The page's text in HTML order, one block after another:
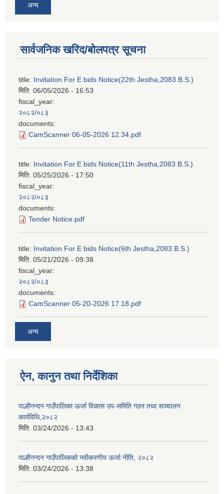
अन्य
सार्वजनिक खरिद/बोलपत्र सूचना
title: Invitation For E bids Notice(22th Jestha,2083 B.S.)
मिति: 06/05/2026 - 16:53
fiscal_year:
२०८२/०८३
documents:
CamScanner 06-05-2026 12.34.pdf
title: Invitation For E bids Notice(11th Jestha,2083 B.S.)
मिति: 05/25/2026 - 17:50
fiscal_year:
२०८२/०८३
documents:
Tender Notice.pdf
title: Invitation For E bids Notice(6th Jestha,2083 B.S.)
मिति: 05/21/2026 - 09:38
fiscal_year:
२०८२/०८३
documents:
CamScanner 05-20-2026 17.18.pdf
अन्य
ऐन, कानुन तथा निर्देशिका
पाल्हीनन्दन गाउँपालिका ऊर्जा विकास उप-समिति गठन तथा सञ्चालन
कार्यविधि,२०८२
मिति: 03/24/2026 - 13:43
पाल्हीनन्दन गाउँपालिकको नवीकरणीय ऊर्जा नीति, २०८२
मिति: 03/24/2026 - 13:38